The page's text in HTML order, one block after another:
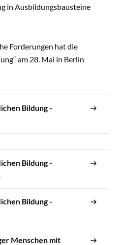
in Ausbildungsbausteine
Forderungen hat die
am 28. Mai in Berlin
Bildung -
Bildung -
Bildung -
Menschen mit